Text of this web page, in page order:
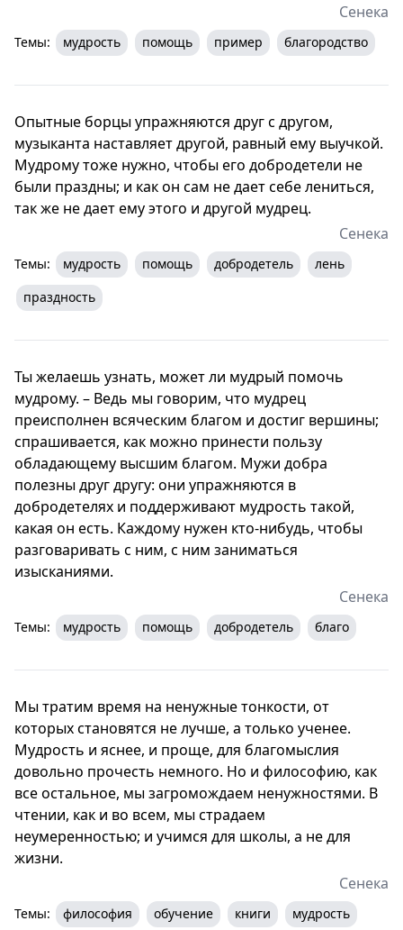
Сенека
Темы: мудрость помощь пример благородство
Опытные борцы упражняются друг с другом,
музыканта наставляет другой, равный ему выучкой.
Мудрому тоже нужно, чтобы его добродетели не
были праздны; и как он сам не дает себе лениться,
так же не дает ему этого и другой мудрец.
Сенека
Темы: мудрость помощь добродетель
лень
праздность
Ты желаешь узнать, может ли мудрый помочь
мудрому. – Ведь мы говорим, что мудрец
преисполнен всяческим благом и достиг вершины;
спрашивается, как можно принести пользу
обладающему высшим благом. Мужи добра
полезны друг другу: они упражняются в
добродетелях и поддерживают мудрость такой,
какая он есть. Каждому нужен кто-нибудь, чтобы
разговаривать с ним, с ним заниматься
изысканиями.
Сенека
Темы: мудрость помощь добродетель благо
Мы тратим время на ненужные тонкости, от
которых становятся не лучше, а только ученее.
Мудрость и яснее, и проще, для благомыслия
довольно прочесть немного. Но и философию, как
все остальное, мы загромождаем ненужностями. В
чтении, как и во всем, мы страдаем
неумеренностью; и учимся для школы, а не для
жизни.
Сенека
Темы: философия обучение книги мудрость